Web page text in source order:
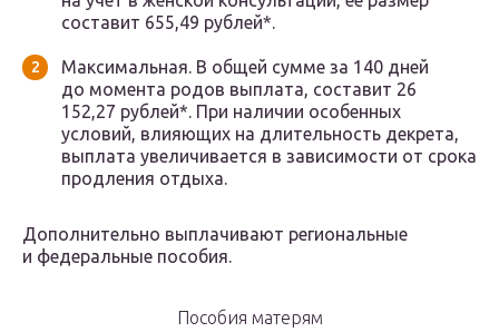
составит 655,49 рублей*.
Максимальная. В общей сумме за 140 дней
до момента родов выплата, составит 26
152,27 рублей*. При наличии особенных
условий, влияющих на длительность декрета,
выплата увеличивается в зависимости от срока
продления отдыха.
Дополнительно выплачивают региональные
и федеральные пособия.
Пособия матерям